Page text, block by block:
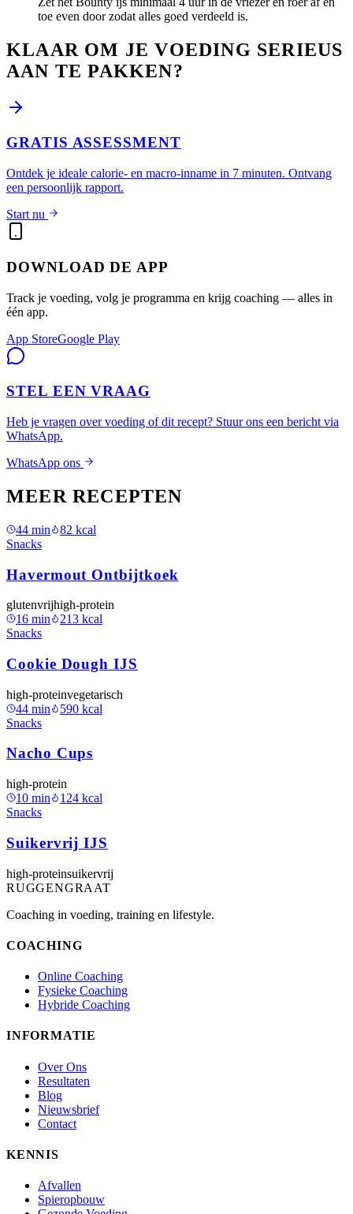
toe even door zodat alles goed verdeeld is.
KLAAR OM JE VOEDING SERIEUS
AAN TE PAKKEN?
GRATIS ASSESSMENT
Ontdek je ideale calorie- en macro-inname in 7 minuten. Ontvang
een persoonlijk rapport.
Start nu
DOWNLOAD DE APP
Track je voeding, volg je programma en krijg coaching — alles in
één app.
App StoreGoogle Play
STEL EEN VRAAG
Heb je vragen over voeding of dit recept? Stuur ons een bericht via
WhatsApp.
WhatsApp ons
MEER RECEPTEN
44 min 82 kcal
Snacks
Havermout Ontbijtkoek
glutenvrijhigh-protein
16 min 213 kcal
Snacks
Cookie Dough IJS
high-proteinvegetarisch
44 min 590 kcal
Snacks
Nacho Cups
high-protein
10 min 124 kcal
Snacks
Suikervrij IJS
high-proteinsuikervrij
RUGGENGRAAT
Coaching in voeding, training en lifestyle.
COACHING
Online Coaching
Fysieke Coaching
Hybride Coaching
INFORMATIE
Over Ons
Resultaten
Blog
Nieuwsbrief
Contact
KENNIS
Afvallen
Spieropbouw